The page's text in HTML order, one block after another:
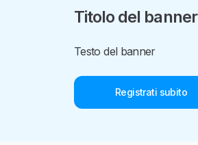
Titolo del banner
Testo del banner
Registrati subito